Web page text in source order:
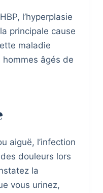
l’hyperplasie
principale cause
maladie
âgés de
aiguë, l’infection
douleurs lors
la
vous urinez,